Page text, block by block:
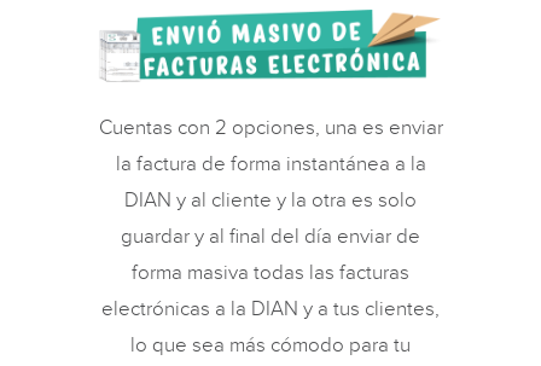
Cuentas con 2 opciones, una es enviar
la factura de forma instantánea a la
DIAN y al cliente y la otra es solo
guardar y al final del día enviar de
forma masiva todas las facturas
electrónicas a la DIAN y a tus clientes,
lo que sea más cómodo para tu